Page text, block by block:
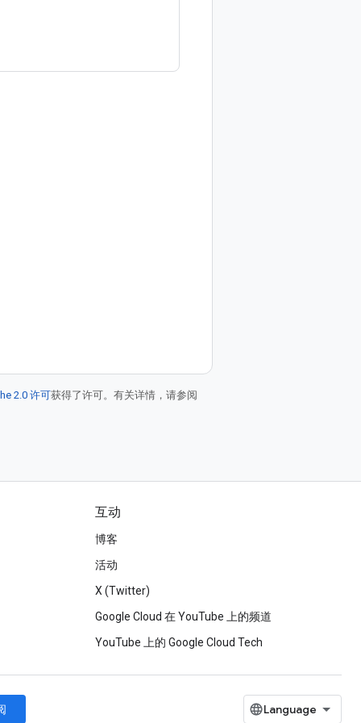
2.0 许可获得了许可。有关详情，请参阅
互动
博客
活动
X (Twitter)
Google Cloud 在 YouTube 上的频道
YouTube 上的 Google Cloud Tech